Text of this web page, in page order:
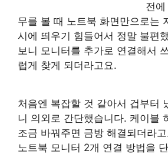
전
무를 볼 때 노트북 화면만으로는
시에 띄우기 힘들어서 정말 불편
보니 모니터를 추가로 연결해서
럽게 찾게 되더라고요.
처음엔 복잡할 것 같아서 겁부터
니 의외로 간단했습니다. 케이블
조금 바꿔주면 금방 해결되더라
노트북 모니터 2개 연결 방법을